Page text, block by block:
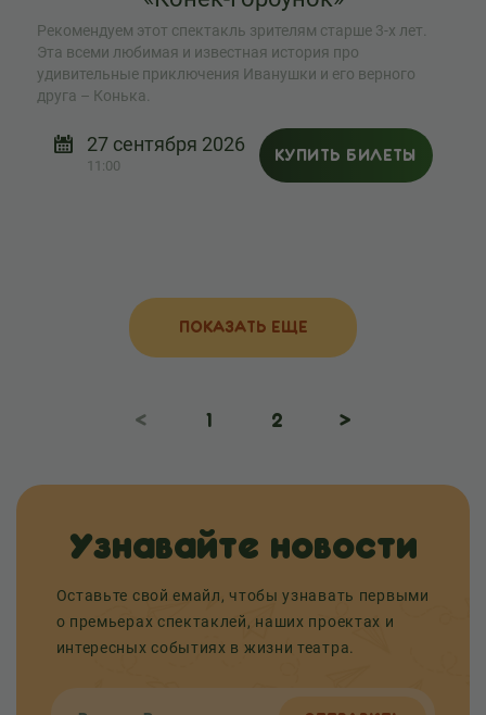
Рекомендуем этот спектакль зрителям старше 3-х лет.
Эта всеми любимая и известная история про
удивительные приключения Иванушки и его верного
друга – Конька.
27 сентября 2026
11:00
КУПИТЬ БИЛЕТЫ
ПОКАЗАТЬ ЕЩЕ
< 1 2 >
Узнавайте новости
Оставьте свой емайл, чтобы узнавать первыми
о премьерах спектаклей, наших проектах и
интересных событиях в жизни театра.